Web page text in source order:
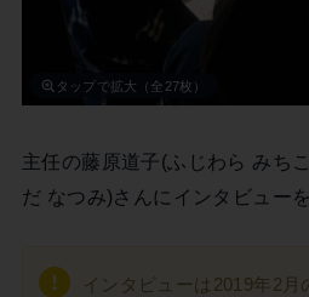
タップで拡大（全27枚）
主任の藤原道子(ふじわら みち
だ なつみ)さんにインタビュー
インタビューは2019年2